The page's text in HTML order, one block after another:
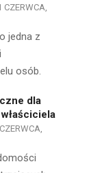
CZERWCA,
jedna z
osób.
dla